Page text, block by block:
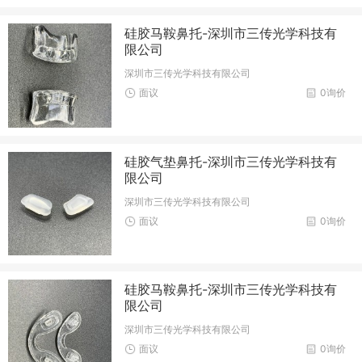
硅胶马鞍鼻托-深圳市三传光学科技有
限公司
深圳市三传光学科技有限公司
0询价
面议
硅胶气垫鼻托-深圳市三传光学科技有
限公司
深圳市三传光学科技有限公司
0询价
面议
硅胶马鞍鼻托-深圳市三传光学科技有
限公司
深圳市三传光学科技有限公司
0询价
面议